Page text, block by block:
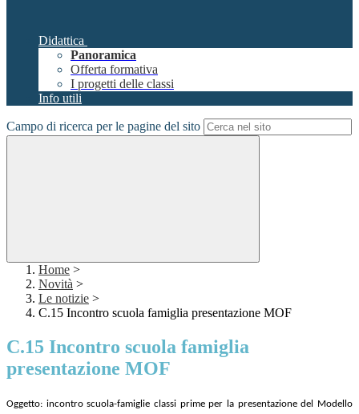
Didattica
Panoramica
Offerta formativa
I progetti delle classi
Info utili
Campo di ricerca per le pagine del sito
Home >
Novità >
Le notizie >
C.15 Incontro scuola famiglia presentazione MOF
C.15 Incontro scuola famiglia
presentazione MOF
Oggetto: incontro scuola-famiglie classi prime per la presentazione del Modello